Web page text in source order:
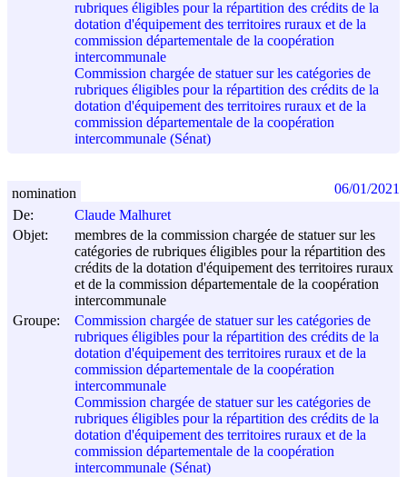
rubriques éligibles pour la répartition des crédits de la
dotation d'équipement des territoires ruraux et de la
commission départementale de la coopération
intercommunale
Commission chargée de statuer sur les catégories de
rubriques éligibles pour la répartition des crédits de la
dotation d'équipement des territoires ruraux et de la
commission départementale de la coopération
intercommunale (Sénat)
De:
Claude Malhuret
Objet:
membres de la commission chargée de statuer sur les
catégories de rubriques éligibles pour la répartition des
crédits de la dotation d'équipement des territoires ruraux
et de la commission départementale de la coopération
intercommunale
Groupe:
Commission chargée de statuer sur les catégories de
rubriques éligibles pour la répartition des crédits de la
dotation d'équipement des territoires ruraux et de la
commission départementale de la coopération
intercommunale
Commission chargée de statuer sur les catégories de
rubriques éligibles pour la répartition des crédits de la
dotation d'équipement des territoires ruraux et de la
commission départementale de la coopération
intercommunale (Sénat)
nomination 06/01/2021